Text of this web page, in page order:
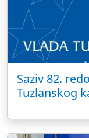
Saziv 82.
Tuzlanskog